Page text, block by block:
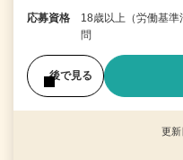
応募資格
18歳以上（労働基
問
後で見る
更